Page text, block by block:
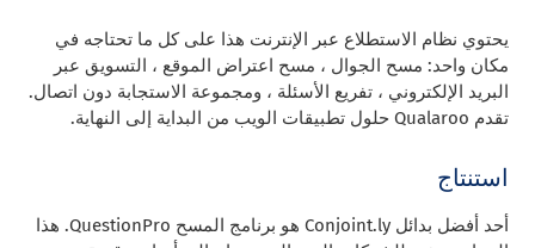
يحتوي نظام الاستطلاع عبر الإنترنت هذا على كل ما تحتاجه في
مكان واحد: مسح الجوال ، مسح اعتراض الموقع ، التسويق عبر
البريد الإلكتروني ، تفريع الأسئلة ، ومجموعة الاستجابة دون اتصال.
تقدم Qualaroo حلول تطبيقات الويب من البداية إلى النهاية.
استنتاج
أحد أفضل بدائل Conjoint.ly هو برنامج المسح QuestionPro. هذا